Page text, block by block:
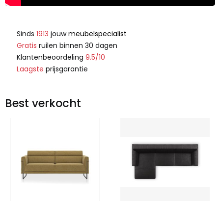
Sinds 1913 jouwmeubelspecialist
Gratis ruilen binnen 30 dagen
Klantenbeoordeling 9.5/10
Laagste prijsgarantie
Best verkocht